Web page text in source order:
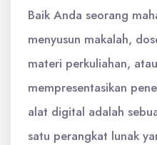
Baik Anda seorang
menyusun makalah,
materi perkuliahan,
mempresentasikan
alat digital adalah
satu perangkat lunak